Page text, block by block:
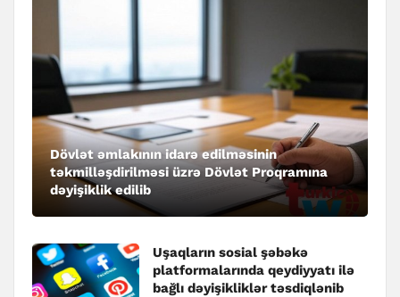
Dövlət əmlakının idarə edilməsinin
təkmilləşdirilməsi üzrə Dövlət Proqramına
dəyişiklik edilib
Uşaqların sosial şəbəkə
platformalarında qeydiyyatı ilə
bağlı dəyişikliklər təsdiqlənib